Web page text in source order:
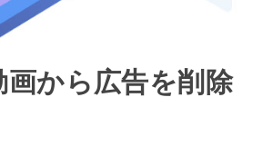
から広告を削除